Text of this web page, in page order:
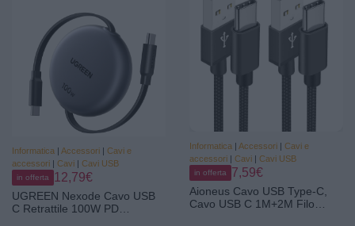
Pixel 7 iPad Pro MacBook
Air,Bianco
Informatica | Accessori | Cavi e
accessori | Cavi | Cavi USB
in offerta 12,79€
UGREEN Nexode Cavo USB
C Retrattile 100W PD
Informatica | Accessori | Cavi e
accessori | Cavi | Cavi USB
in offerta 7,59€
Aioneus Cavo USB Type-C,
Cavo USB C 1M+2M Filo